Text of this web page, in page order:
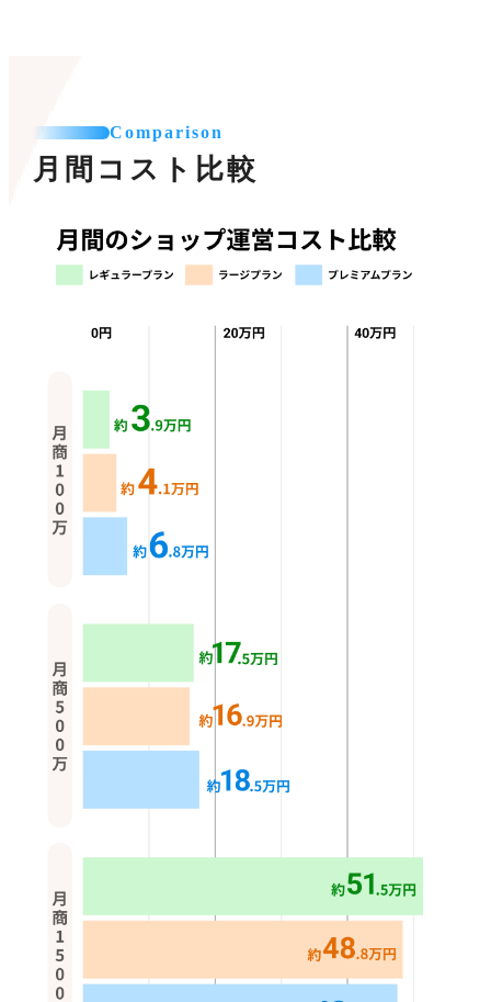
Comparison
月間コスト比較